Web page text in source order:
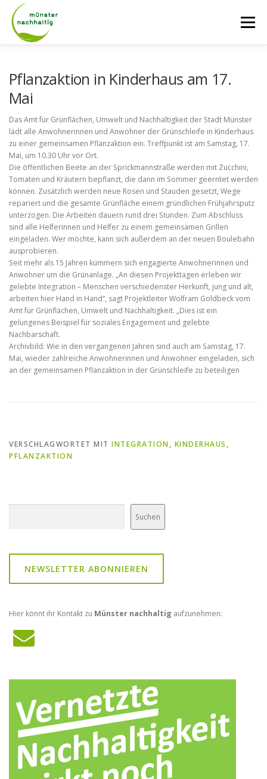
Inhalt
springen
Menü
LASTENRADVERLEIH
Pflanzaktion in Kinderhaus am 17.
Mai
Das Amt für Grünflächen, Umwelt und Nachhaltigkeit der Stadt Münster
lädt alle Anwohnerinnen und Anwohner der Grünschleife in Kinderhaus
zu einer gemeinsamen Pflanzaktion ein. Treffpunkt ist am Samstag, 17.
Mai, um 10.30 Uhr vor Ort.
Die öffentlichen Beete an der Sprickmannstraße werden mit Zucchini,
Tomaten und Kräutern bepflanzt, die dann im Sommer geerntet werden
können. Zusätzlich werden neue Rosen und Stauden gesetzt, Wege
repariert und die gesamte Grünfläche einem gründlichen Frühjahrsputz
unterzogen. Die Arbeiten dauern rund drei Stunden. Zum Abschluss
sind alle Helferinnen und Helfer zu einem gemeinsamen Grillen
eingeladen. Wer möchte, kann sich außerdem an der neuen Boulebahn
ausprobieren.
Seit mehr als 15 Jahren kümmern sich engagierte Anwohnerinnen und
Anwohner um die Grünanlage. „An diesen Projekttagen erleben wir
gelebte Integration – Menschen verschiedenster Herkunft, jung und alt,
arbeiten hier Hand in Hand“, sagt Projektleiter Wolfram Goldbeck vom
Amt für Grünflächen, Umwelt und Nachhaltigkeit. „Dies ist ein
gelungenes Beispiel für soziales Engagement und gelebte
Nachbarschaft.
Archivbild: Wie in den vergangenen Jahren sind auch am Samstag, 17.
Mai, wieder zahlreiche Anwohnerinnen und Anwohner eingeladen, sich
an der gemeinsamen Pflanzaktion in der Grünschleife zu beteiligen
VERSCHLAGWORTET MIT INTEGRATION, KINDERHAUS ,
PFLANZAKTION
Suchen
NEWSLETTER ABONNIEREN
Hier könnt ihr Kontakt zu Münster nachhaltig aufzunehmen: